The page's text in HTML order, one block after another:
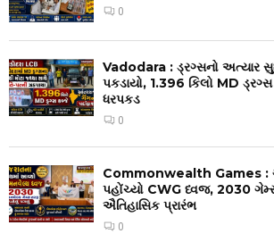
0
Vadodara : ડ્રગ્સનો અત્યાર
પકડાયો, 1.396 કિલો MD
ધરપકડ
0
Commonwealth Games :
પહોંચ્યો CWG ધ્વજ, 2030
ઐતિહાસિક પ્રારંભ
0